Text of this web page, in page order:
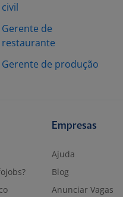
civil
Gerente de
restaurante
Gerente de produção
Empresas
Ajuda
Blog
Anunciar Vagas